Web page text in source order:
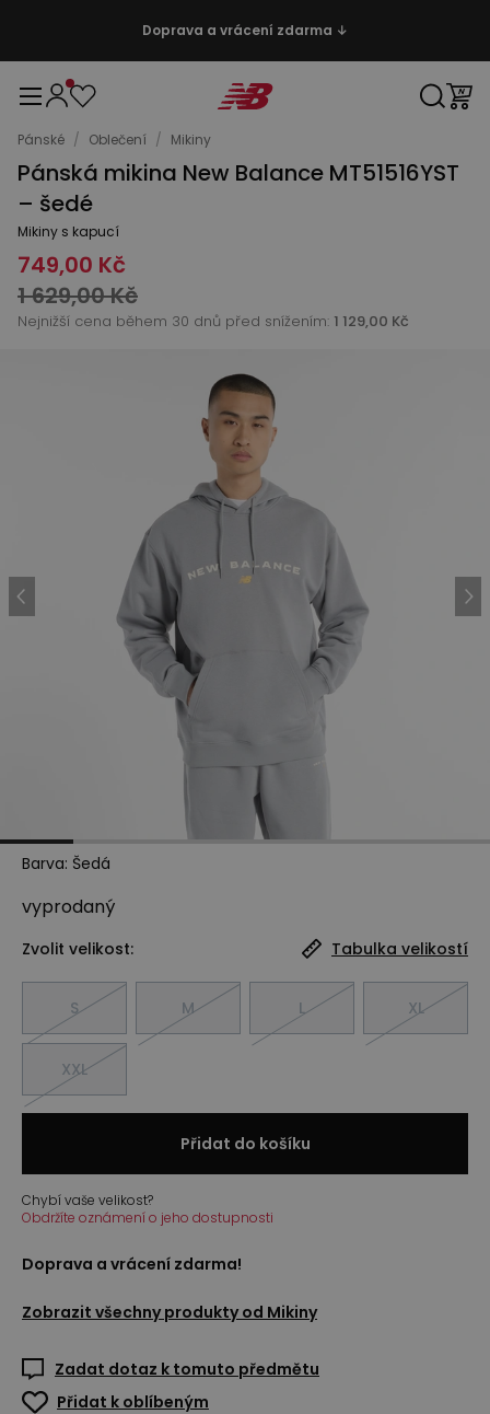
Doprava a vrácení zdarma ↓
Pánské / Oblečení / Mikiny
Pánská mikina New Balance MT51516YST
– šedé
Mikiny s kapucí
749,00 Kč
1 629,00 Kč
Nejnižší cena během 30 dnů před snížením: 1 129,00 Kč
Barva: Šedá
vyprodaný
Zvolit velikost: Tabulka velikostí
S M L XL
XXL
Přidat do košíku
Chybí vaše velikost?
Obdržíte oznámení o jeho dostupnosti
Doprava a vrácení zdarma!
Zobrazit všechny produkty od Mikiny
Zadat dotaz k tomuto předmětu
Přidat k oblíbeným